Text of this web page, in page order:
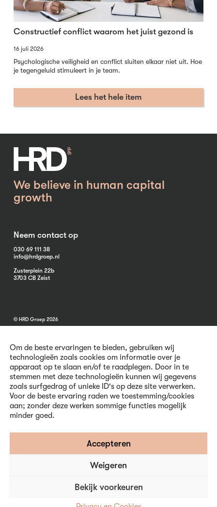
Om de beste ervaringen te bieden, gebruiken wij
technologieën zoals cookies om informatie over je
apparaat op te slaan en/of te raadplegen. Door in te
stemmen met deze technologieën kunnen wij gegevens
zoals surfgedrag of unieke ID's op deze site verwerken.
Voor de beste ervaring raden we toestemming/cookies
aan; zonder deze werken sommige functies mogelijk
minder goed.
Accepteren
Weigeren
Bekijk voorkeuren
Constructief conflict waarom het juist gezond is
16 juli 2026
Psychologische veiligheid en conflict sluiten elkaar niet uit. Hoe
je tegengeluid stimuleert in je team.
Lees het hele item
We believe in human capital
growth
Neem contact op
030 69 111 38
info@hrdgroep.nl
Zusterplein 22b
3703 CB Zeist
© HRD Groep 2026
Algemene informatie
Contact
Voorwaarden
Privacy en Cookies
Volg ons
Inschrijven nieuwsbrief